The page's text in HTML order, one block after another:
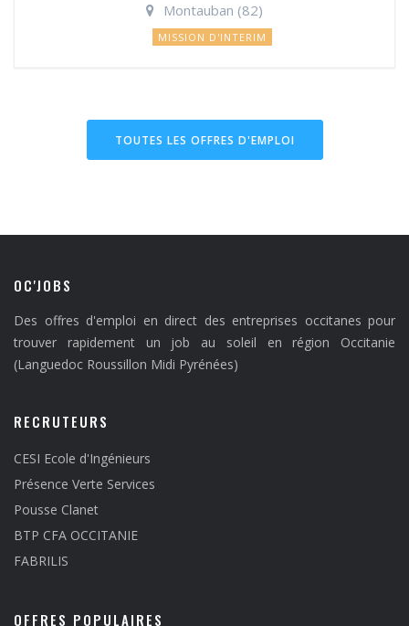
Montauban (82)
MISSION D'INTERIM
TOUTES LES OFFRES D'EMPLOI
OC'JOBS
Des offres d'emploi en direct des entreprises occitanes pour
trouver rapidement un job au soleil en région Occitanie
(Languedoc Roussillon Midi Pyrénées)
RECRUTEURS
CESI Ecole d'Ingénieurs
Présence Verte Services
Pousse Clanet
BTP CFA OCCITANIE
FABRILIS
OFFRES POPULAIRES